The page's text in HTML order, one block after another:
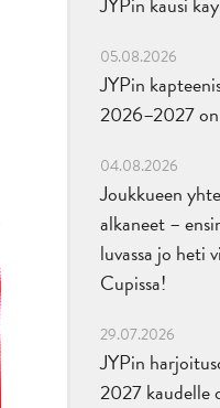
05.08.2026
JYPin
2026–2027
04.08.2026
Joukkueen
alkaneet –
luvassa jo heti
Cupissa!
29.07.2026
JYPin
2027 kaudelle